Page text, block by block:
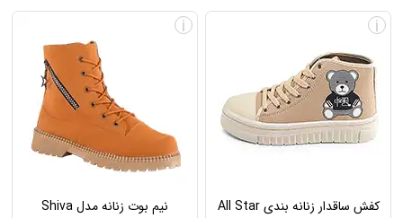
کفش ساقدار زنانه بندی All Star
i
نیم بوت زنانه مدل Shiva
i